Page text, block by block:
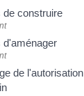
de construire
d'aménager
de